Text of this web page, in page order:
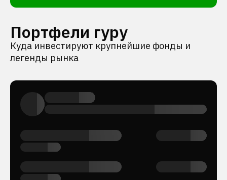
Портфели гуру
Куда инвестируют крупнейшие фонды и
легенды рынка